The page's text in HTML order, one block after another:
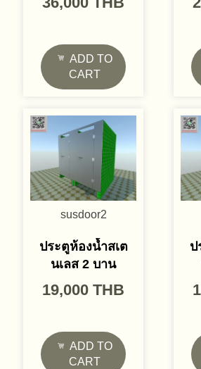
ADD TO
CART
susdoor2
ประตูห้องน้ำสเต
นเลส 2 บาน
19,000 THB
ADD TO
CART
ป